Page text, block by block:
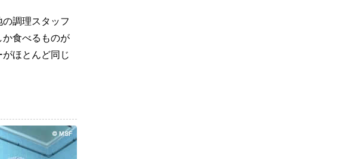
調理スタッフ
食べるものが
ほとんど同じ